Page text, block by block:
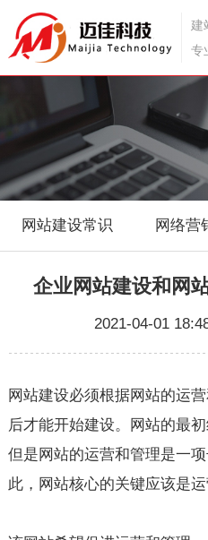
建
专
网站建设常识 网络营
企业网站建设和网
2021-04-01
网站建设必须根据网站的运
后才能开始建设。网站的最
但是网站的运营和管理是一
此，网站核心的关键应该是